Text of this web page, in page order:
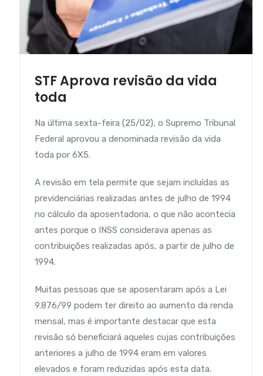
STF Aprova revisão da vida
toda
Na última sexta-feira (25/02), o Supremo Tribunal
Federal aprovou a denominada revisão da vida
toda por 6X5.
A revisão em tela permite que sejam incluídas as
previdenciárias realizadas antes de julho de 1994
no cálculo da aposentadoria, o que não acontecia
antes porque o INSS considerava apenas as
contribuições realizadas após, a partir de julho de
1994.
Muitas pessoas que se aposentaram após a Lei
9.876/99 podem ter direito ao aumento da renda
mensal, mas é importante destacar que esta
revisão só beneficiará aqueles cujas contribuições
anteriores a julho de 1994 eram em valores
elevados e foram reduzidas após esta data.